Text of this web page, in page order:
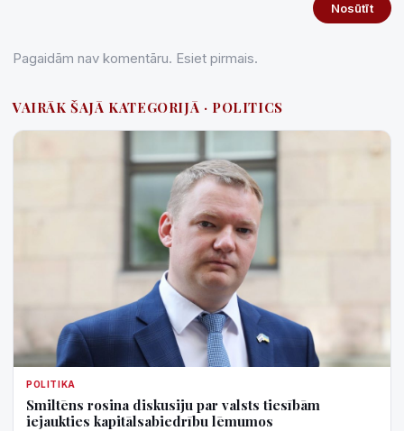
Nosūtīt
Pagaidām nav komentāru. Esiet pirmais.
VAIRĀK ŠAJĀ KATEGORIJĀ · POLITICS
POLITIKA
Smiltēns rosina diskusiju par valsts tiesībām
iejaukties kapitālsabiedrību lēmumos